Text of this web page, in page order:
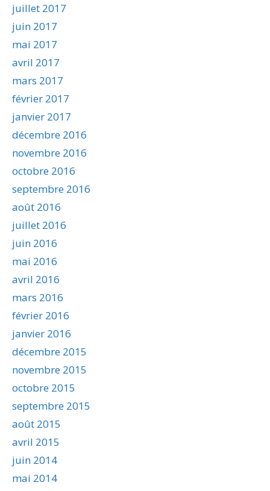
juillet 2017
juin 2017
mai 2017
avril 2017
mars 2017
février 2017
janvier 2017
décembre 2016
novembre 2016
octobre 2016
septembre 2016
août 2016
juillet 2016
juin 2016
mai 2016
avril 2016
mars 2016
février 2016
janvier 2016
décembre 2015
novembre 2015
octobre 2015
septembre 2015
août 2015
avril 2015
juin 2014
mai 2014